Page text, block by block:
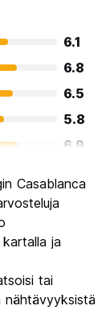
6.1
6.8
6.5
5.8
6.9
Casablanca
ja
tai
nähtävyyksistä